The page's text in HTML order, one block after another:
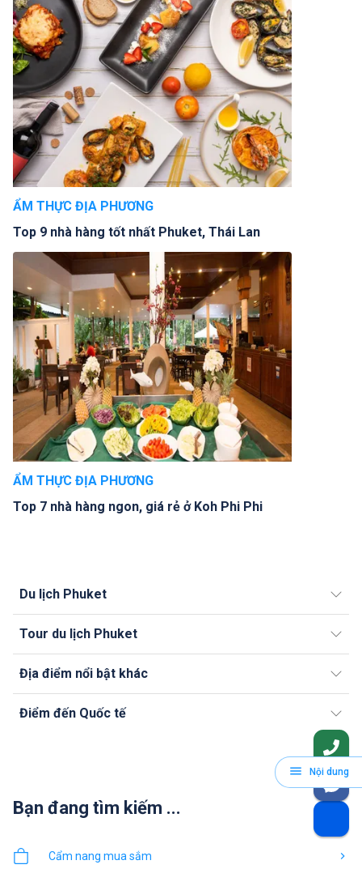
Nội dung
ẨM THỰC ĐỊA PHƯƠNG
Top 9 nhà hàng tốt nhất Phuket, Thái Lan
ẨM THỰC ĐỊA PHƯƠNG
Top 7 nhà hàng ngon, giá rẻ ở Koh Phi Phi
Du lịch Phuket
Tour du lịch Phuket
Địa điểm nổi bật khác
Điểm đến Quốc tế
Bạn đang tìm kiếm ...
Cẩm nang mua sắm